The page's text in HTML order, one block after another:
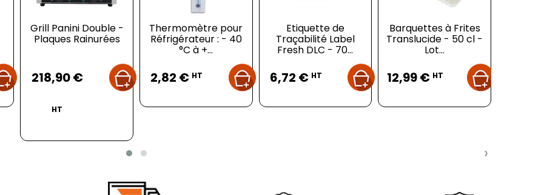
Grill Panini Double -
Plaques Rainurées
218,90 €
HT
Thermomètre pour
Réfrigérateur : - 40
°C à +...
2,82 € HT
Etiquette de
Traçabilité Label
Fresh DLC - 70...
6,72 € HT
Barquettes à Frites
Translucide - 50 cl -
Lot...
12,99 € HT
›